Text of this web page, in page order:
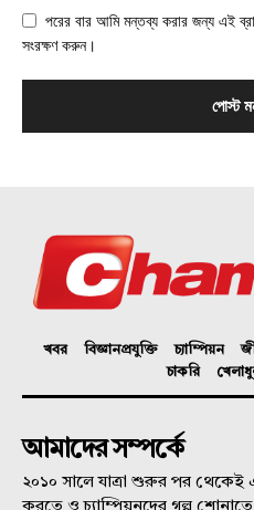
পরের বার আমি মন্তব্য করার জন্য এই
সংরক্ষণ করুন।
খবর বিজ্ঞানপ্রযুক্তি চ্যাম্পিয়ন
চাকরি
আমাদের সম্পর্কে
২০১০ সালে যাত্রা শুরুর পর থেকেই